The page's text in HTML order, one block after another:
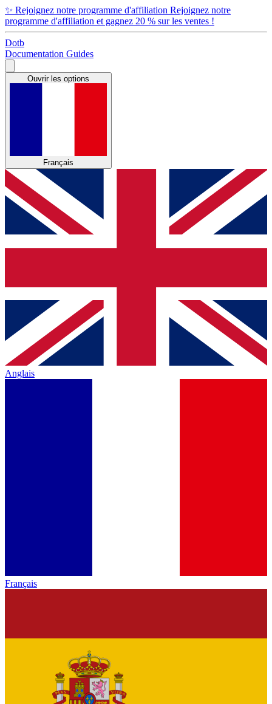
✨ Rejoignez notre programme d'affiliation Rejoignez notre
programme d'affiliation et gagnez 20 % sur les ventes !
Dotb
Documentation Guides
Ouvrir les options
Français
Anglais
Français